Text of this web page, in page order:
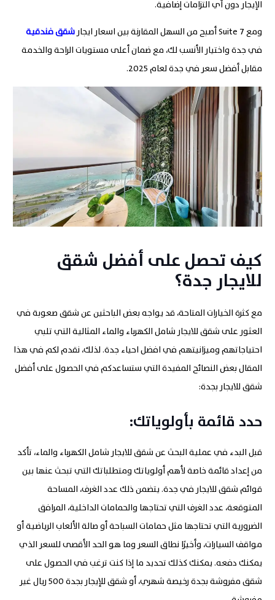
الإيجار دون أي التزامات إضافية.
ومع 7
Suiteأصبح من السهل المقارنة بين اسعار ايجار شقق فندقية
في جدة واختيار الأنسب لك، مع ضمان أعلى مستويات الراحة والخدمة
مقابل أفضل سعر في جدة لعام 2025.
كيف تحصل على أفضل شقق
للايجار جدة؟
مع كثرة الخيارات المتاحة، قد يواجه بعض الباحثين عن شقق صعوبة في
العثور على شقق للايجار شامل الكهرباء والماء المثالية التي تلبي
احتياجاتهم وميزانيتهم في افضل احياء جدة. لذلك، نقدم لكم في هذا
المقال بعض النصائح المفيدة التي ستساعدكم في الحصول على أفضل
شقق للايجار بجدة:
حدد قائمة بأولوياتك:
قبل البدء في عملية البحث عن شقق للايجار شامل الكهرباء والماء، تأكد
من إعداد قائمة خاصة لأهم أولوياتك ومتطلباتك التي تبحث عنها بين
قوائم شقق للايجار في جدة. يتضمن ذلك عدد الغرف، المساحة
المتوقعة، عدد الغرف التي تحتاجها والحمامات الداخلية، المرافق
الضرورية التي تحتاجها مثل حمامات السباحة أو صالة الألعاب الرياضية أو
مواقف السيارات، وأخيرًا نطاق السعر وما هو الحد الأقصى للسعر الذي
يمكنك دفعه. يمكنك كذلك تحديد ما إذا كنت ترغب في الحصول على
شقق مفروشة بجدة رخيصة شهري، أو شقق للإيجار بجدة 500 ريال غير